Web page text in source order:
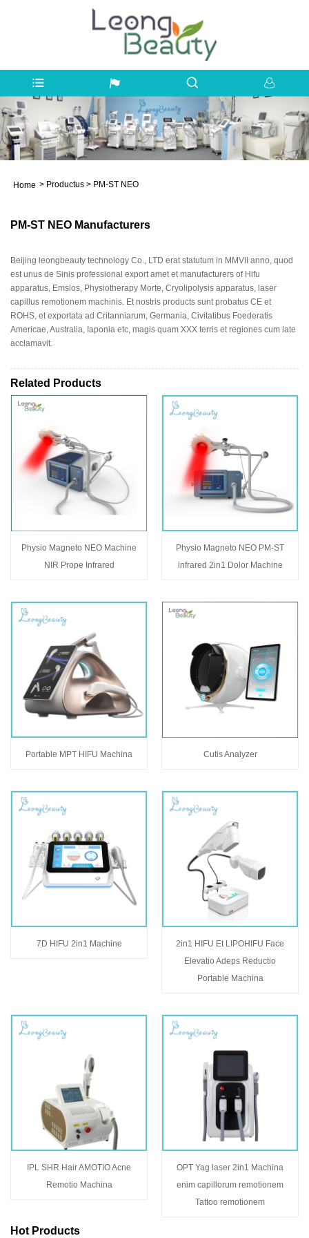
Home > Productus > PM-ST NEO
PM-ST NEO Manufacturers
Beijing leongbeauty technology Co., LTD erat statutum in MMVII anno, quod
est unus de Sinis professional export amet et manufacturers of Hifu
apparatus, Emslos, Physiotherapy Morte, Cryolipolysis apparatus, laser
capillus remotionem machinis. Et nostris products sunt probatus CE et
ROHS, et exportata ad Critanniarum, Germania, Civitatibus Foederatis
Americae, Australia, Iaponia etc, magis quam XXX terris et regiones cum late
acclamavit.
Related Products
Physio Magneto NEO Machine
NIR Prope Infrared
Physio Magneto NEO PM-ST
infrared 2in1 Dolor Machine
Portable MPT HIFU Machina Cutis Analyzer
7D HIFU 2in1 Machine
2in1 HIFU Et LIPOHIFU Face
Elevatio Adeps Reductio
Portable Machina
IPL SHR Hair AMOTIO Acne
Remotio Machina
OPT Yag laser 2in1 Machina
enim capillorum remotionem
Tattoo remotionem
Hot Products